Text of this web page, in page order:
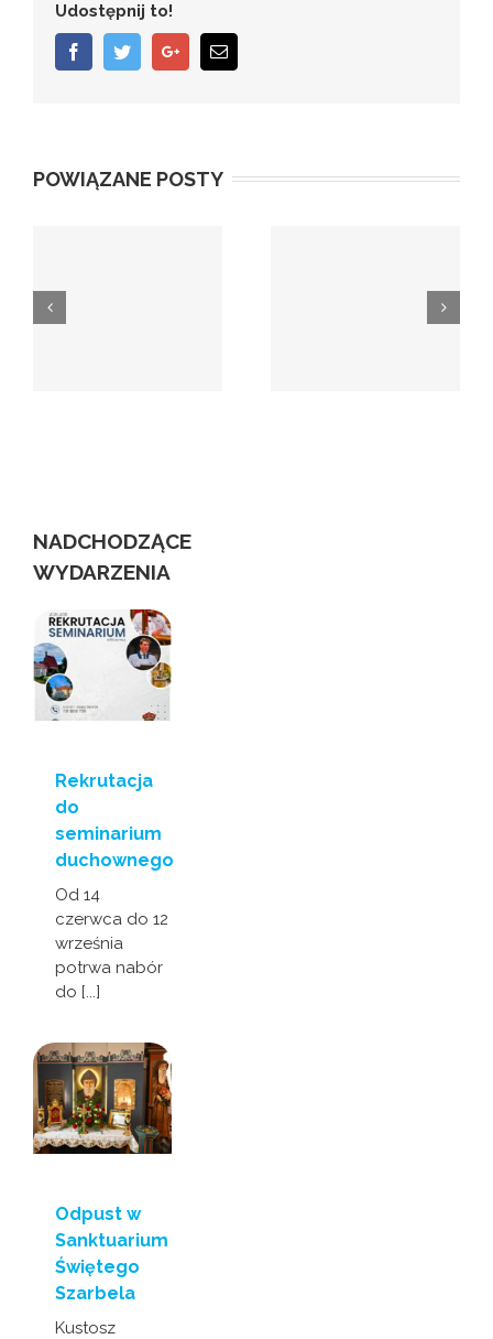
Udostępnij to!
FacebookTwitterGoogle+Email
POWIĄZANE POSTY
NADCHODZĄCE
WYDARZENIA
Rekrutacja
do
seminarium
duchownego
Od 14
czerwca do 12
września
potrwa nabór
do [...]
Odpust w
Sanktuarium
Świętego
Szarbela
Kustosz